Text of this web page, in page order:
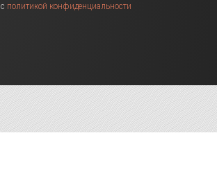
с политикой конфиденциальности